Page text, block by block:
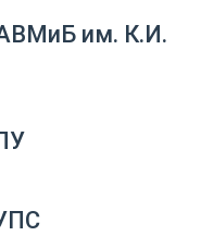
им. К.И.